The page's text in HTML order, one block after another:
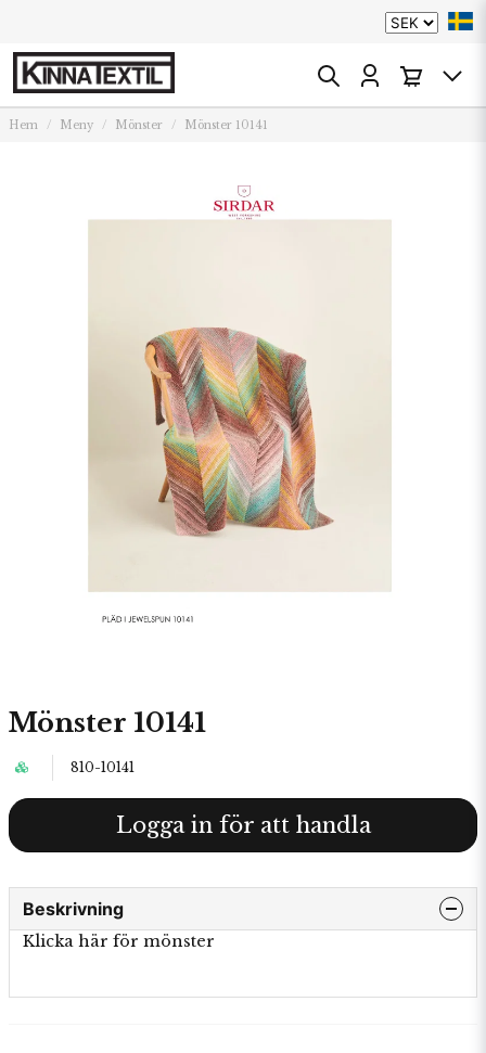
Hem Meny Mönster Mönster 10141
Mönster 10141
810-10141
Logga in för att handla
Beskrivning
Klicka här för mönster